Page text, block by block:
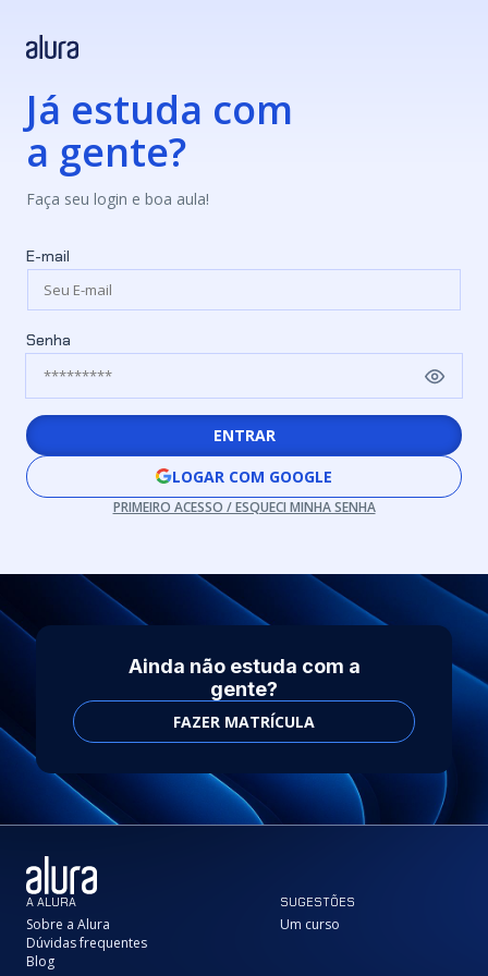
Já estuda com
a gente?
Faça seu login e boa aula!
E-mail
Senha
ENTRAR
LOGAR COM GOOGLE
PRIMEIRO ACESSO / ESQUECI MINHA SENHA
Ainda não estuda com a
gente?
FAZER MATRÍCULA
A ALURA
Sobre a Alura
Dúvidas frequentes
Blog
SUGESTÕES
Um curso